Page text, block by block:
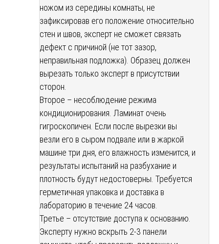
ножом из середины комнаты, не
зафиксировав его положение относительно
стен и швов, эксперт не сможет связать
дефект с причиной (не тот зазор,
неправильная подложка). Образец должен
вырезать только эксперт в присутствии
сторон.
Второе – несоблюдение режима
кондиционирования. Ламинат очень
гигроскопичен. Если после вырезки вы
везли его в сыром подвале или в жаркой
машине три дня, его влажность изменится, и
результаты испытаний на разбухание и
плотность будут недостоверны. Требуется
герметичная упаковка и доставка в
лабораторию в течение 24 часов.
Третье – отсутствие доступа к основанию.
Эксперту нужно вскрыть 2-3 панели